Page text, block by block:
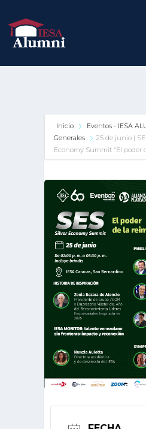
Inicio Eventos - IESA
Generales
25 de junio |
Economy Summit “El poder